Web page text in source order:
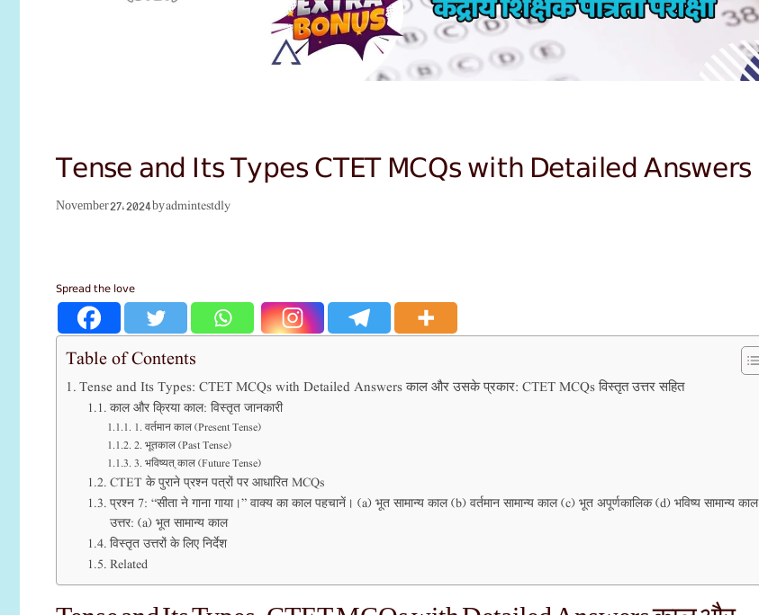
Tense and Its Types CTET MCQs with Detailed Answers
November 27, 2024 byadmintestdly
Spread the love
Table of Contents
Tense and Its Types: CTET MCQs with Detailed Answers काल और उसके प्रकार: CTET MCQs विस्तृत उत्तर सहित
काल और क्रिया काल: विस्तृत जानकारी
1. वर्तमान काल (Present Tense)
2. भूतकाल (Past Tense)
3. भविष्यत् काल (Future Tense)
CTET के पुराने प्रश्न पत्रों पर आधारित MCQs
प्रश्न 7: “सीता ने गाना गाया।” वाक्य का काल पहचानें। (a) भूत सामान्य काल (b) वर्तमान सामान्य काल (c) भूत अपूर्णकालिक (d) भविष्य सामान्य काल
उत्तर: (a) भूत सामान्य काल
विस्तृत उत्तरों के लिए निर्देश
Related